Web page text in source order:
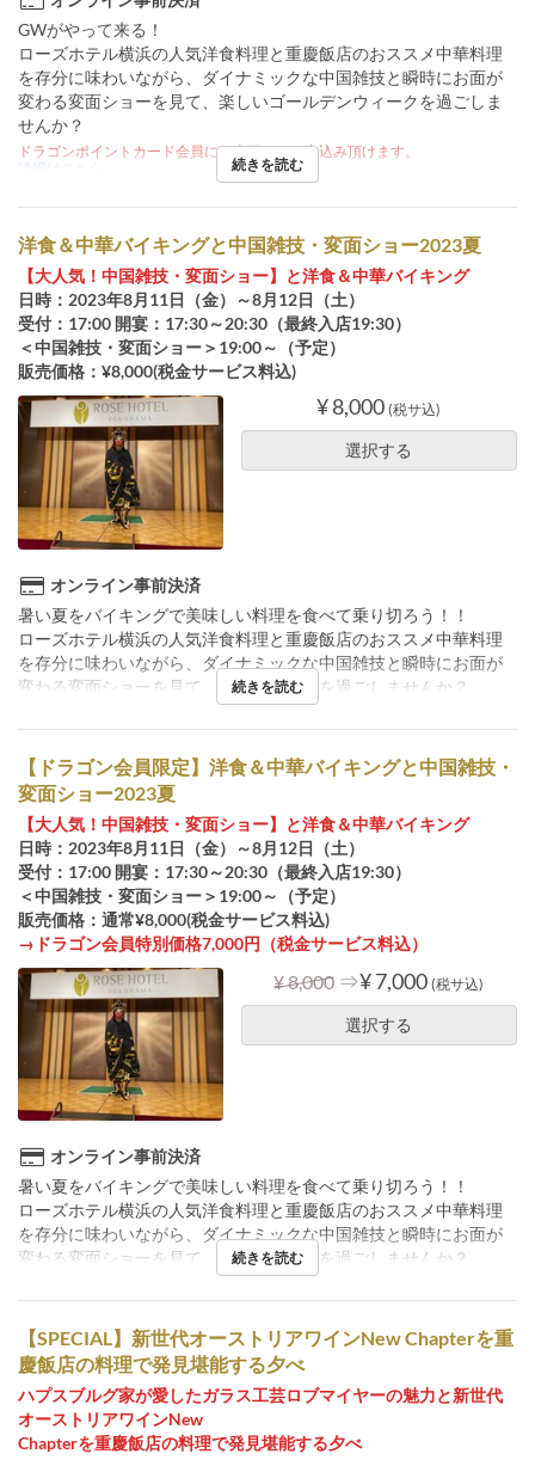
GWがやって来る！
ローズホテル横浜の人気洋食料理と重慶飯店のおススメ中華料理
を存分に味わいながら、ダイナミックな中国雑技と瞬時にお面が
変わる変面ショーを見て、楽しいゴールデンウィークを過ごしま
せんか？
ドラゴンポイントカード会員には当日でもお申込み頂けます。
詳細はこちら
続きを読む
洋食＆中華バイキングと中国雑技・変面ショー2023夏
【大人気！中国雑技・変面ショー】と洋食＆中華バイキング
日時：2023年8月11日（金）～8月12日（土）
受付：17:00 開宴：17:30～20:30（最終入店19:30）
＜中国雑技・変面ショー＞19:00～（予定）
販売価格：¥8,000(税金サービス料込)
¥ 8,000 (税サ込)
選択する
オンライン事前決済
暑い夏をバイキングで美味しい料理を食べて乗り切ろう！！
ローズホテル横浜の人気洋食料理と重慶飯店のおススメ中華料理
を存分に味わいながら、ダイナミックな中国雑技と瞬時にお面が
変わる変面ショーを見て、楽しい夏休みを過ごしませんか？
続きを読む
【ドラゴン会員限定】洋食＆中華バイキングと中国雑技・
変面ショー2023夏
【大人気！中国雑技・変面ショー】と洋食＆中華バイキング
日時：2023年8月11日（金）～8月12日（土）
受付：17:00 開宴：17:30～20:30（最終入店19:30）
＜中国雑技・変面ショー＞19:00～（予定）
販売価格：通常¥8,000(税金サービス料込)
→ドラゴン会員特別価格7,000円（税金サービス料込）
¥ 8,000 ⇒¥ 7,000 (税サ込)
選択する
オンライン事前決済
暑い夏をバイキングで美味しい料理を食べて乗り切ろう！！
ローズホテル横浜の人気洋食料理と重慶飯店のおススメ中華料理
を存分に味わいながら、ダイナミックな中国雑技と瞬時にお面が
変わる変面ショーを見て、楽しい夏休みを過ごしませんか？
続きを読む
【SPECIAL】新世代オーストリアワインNew Chapterを重
慶飯店の料理で発見堪能する夕べ
ハプスブルグ家が愛したガラス工芸ロブマイヤーの魅力と新世代
オーストリアワインNew
Chapterを重慶飯店の料理で発見堪能する夕べ